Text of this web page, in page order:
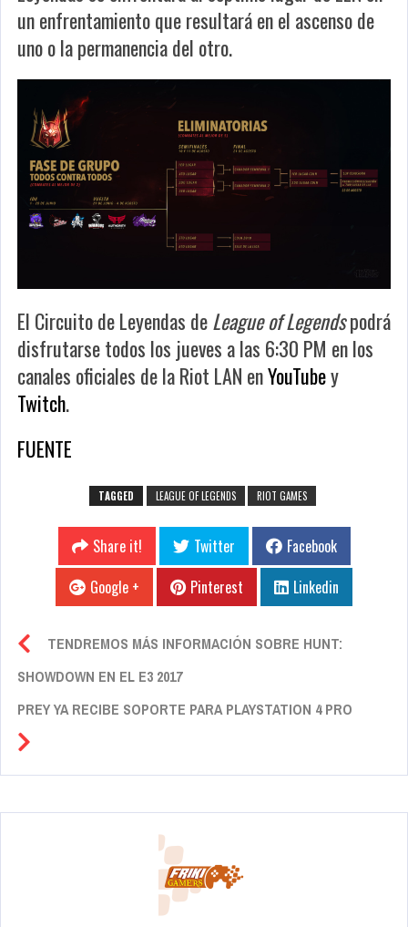
un enfrentamiento que resultará en el ascenso de
uno o la permanencia del otro.
El Circuito de Leyendas deLeague of Legendspodrá
disfrutarse todos los jueves a las 6:30 PM en los
canales oficiales de la Riot LAN enYouTubey
Twitch.
FUENTE
TAGGED LEAGUE OF LEGENDS RIOT GAMES
Share it! Twitter
Facebook
Google +
Pinterest Linkedin
TENDREMOS MÁS INFORMACIÓN SOBRE HUNT:
SHOWDOWN EN EL E3 2017
PREY YA RECIBE SOPORTE PARA PLAYSTATION 4 PRO